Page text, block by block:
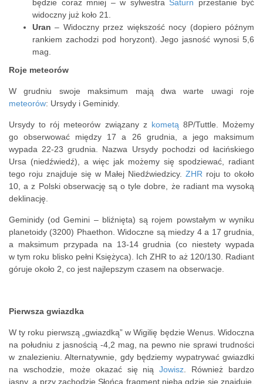
będzie coraz mniej – w sylwestra Saturn przestanie być
widoczny już koło 21.
Uran– Widoczny przez większość nocy (dopiero późnym
rankiem zachodzi pod horyzont). Jego jasność wynosi 5,6
mag.
Roje meteorów
W grudniu swoje maksimum mają dwa warte uwagi roje
meteorów: Ursydy i Geminidy.
Ursydy to rój meteorów związany z kometą 8P/Tuttle. Możemy
go obserwować między 17 a 26 grudnia, a jego maksimum
wypada 22-23 grudnia. Nazwa Ursydy pochodzi od łacińskiego
Ursa (niedźwiedź), a więc jak możemy się spodziewać, radiant
tego roju znajduje się w Małej Niedźwiedzicy. ZHR roju to około
10, a z Polski obserwację są o tyle dobre, że radiant ma wysoką
deklinację.
Geminidy (od Gemini – bliźnięta) są rojem powstałym w wyniku
planetoidy (3200) Phaethon. Widoczne są miedzy 4 a 17 grudnia,
a maksimum przypada na 13-14 grudnia (co niestety wypada
w tym roku blisko pełni Księżyca). Ich ZHR to aż 120/130. Radiant
góruje około 2, co jest najlepszym czasem na obserwacje.
Pierwsza gwiazdka
W ty roku pierwszą „gwiazdką” w Wigilię będzie Wenus. Widoczna
na południu z jasnością -4,2 mag, na pewno nie sprawi trudności
w znalezieniu. Alternatywnie, gdy będziemy wypatrywać gwiazdki
na wschodzie, może okazać się niąJowisz . Również bardzo
jasny, a przy zachodzie Słońca fragment nieba gdzie się znajduje,